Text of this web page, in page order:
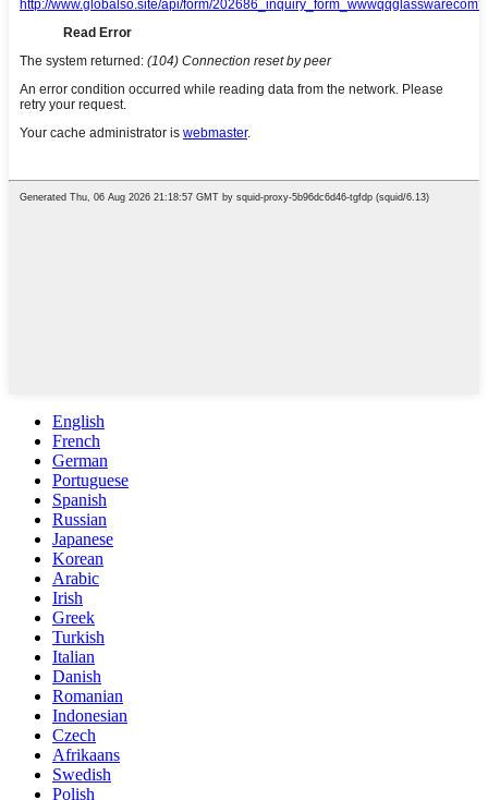
English
French
German
Portuguese
Spanish
Russian
Japanese
Korean
Arabic
Irish
Greek
Turkish
Italian
Danish
Romanian
Indonesian
Czech
Afrikaans
Swedish
Polish